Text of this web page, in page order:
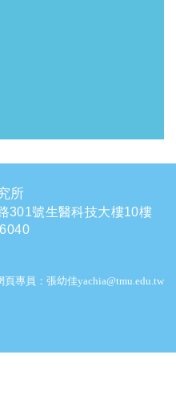
所
301號生醫科技大樓10樓
頁專員：張幼佳yachia@tmu.edu.tw